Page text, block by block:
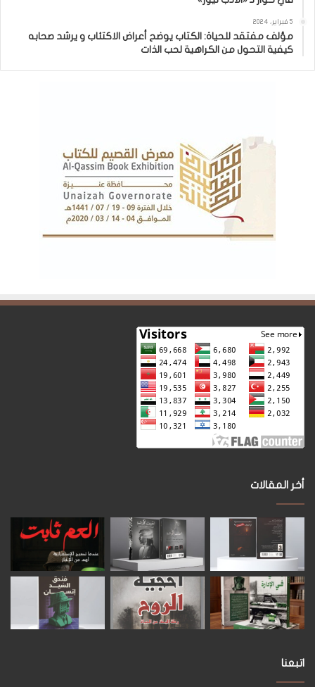
5 فبراير، 2024
مؤلف مفتقد للحياة: الكتاب يوضح أعراض الاكتئاب و يرشد صحابه
كيفية التحول من الكراهية لحب الذات
أخر المقالات
اتبعنا